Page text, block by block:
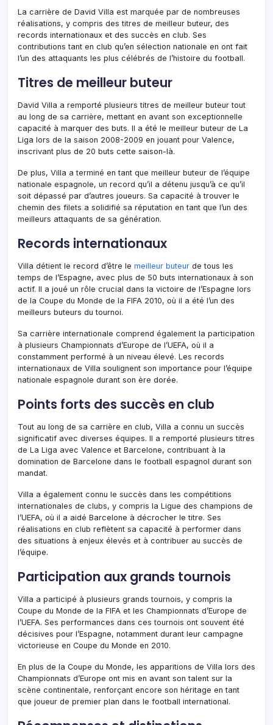
La carrière de David Villa est marquée par de nombreuses
réalisations, y compris des titres de meilleur buteur, des
records internationaux et des succès en club. Ses
contributions tant en club qu’en sélection nationale en ont fait
l’un des attaquants les plus célébrés de l’histoire du football.
Titres de meilleur buteur
David Villa a remporté plusieurs titres de meilleur buteur tout
au long de sa carrière, mettant en avant son exceptionnelle
capacité à marquer des buts. Il a été le meilleur buteur de La
Liga lors de la saison 2008-2009 en jouant pour Valence,
inscrivant plus de 20 buts cette saison-là.
De plus, Villa a terminé en tant que meilleur buteur de l’équipe
nationale espagnole, un record qu’il a détenu jusqu’à ce qu’il
soit dépassé par d’autres joueurs. Sa capacité à trouver le
chemin des filets a solidifié sa réputation en tant que l’un des
meilleurs attaquants de sa génération.
Records internationaux
Villa détient le record d’être le meilleur buteur de tous les
temps de l’Espagne, avec plus de 50 buts internationaux à son
actif. Il a joué un rôle crucial dans la victoire de l’Espagne lors
de la Coupe du Monde de la FIFA 2010, où il a été l’un des
meilleurs buteurs du tournoi.
Sa carrière internationale comprend également la participation
à plusieurs Championnats d’Europe de l’UEFA, où il a
constamment performé à un niveau élevé. Les records
internationaux de Villa soulignent son importance pour l’équipe
nationale espagnole durant son ère dorée.
Points forts des succès en club
Tout au long de sa carrière en club, Villa a connu un succès
significatif avec diverses équipes. Il a remporté plusieurs titres
de La Liga avec Valence et Barcelone, contribuant à la
domination de Barcelone dans le football espagnol durant son
mandat.
Villa a également connu le succès dans les compétitions
internationales de clubs, y compris la Ligue des champions de
l’UEFA, où il a aidé Barcelone à décrocher le titre. Ses
réalisations en club reflètent sa capacité à performer dans
des situations à enjeux élevés et à contribuer au succès de
l’équipe.
Participation aux grands tournois
Villa a participé à plusieurs grands tournois, y compris la
Coupe du Monde de la FIFA et les Championnats d’Europe de
l’UEFA. Ses performances dans ces tournois ont souvent été
décisives pour l’Espagne, notamment durant leur campagne
victorieuse en Coupe du Monde en 2010.
En plus de la Coupe du Monde, les apparitions de Villa lors des
Championnats d’Europe ont mis en avant son talent sur la
scène continentale, renforçant encore son héritage en tant
que joueur de premier plan dans le football international.